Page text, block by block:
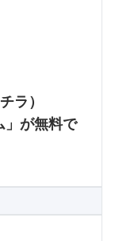
ラ）
が無料で